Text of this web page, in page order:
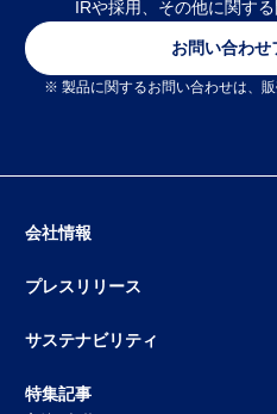
IRや採用、その他に関す
お問い合わせ
※ 製品に関するお問い合わせは、販
会社情報
プレスリリース
サステナビリティ
特集記事